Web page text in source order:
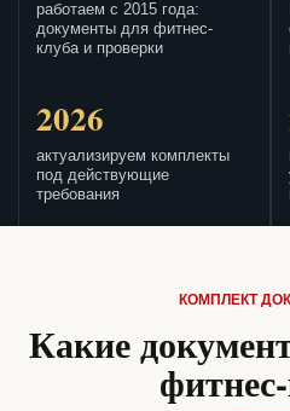
работаем с 2015 года:
документы для фитнес-
клуба и проверки
2026
актуализируем комплекты
под действующие
требования
КОМПЛЕКТ
Какие